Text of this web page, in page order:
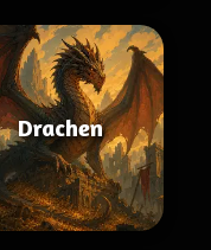
Drachen